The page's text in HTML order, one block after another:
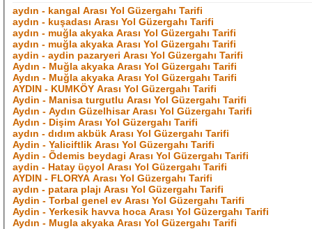
aydın - kangal Arası Yol Güzergahı Tarifi
aydın - kuşadası Arası Yol Güzergahı Tarifi
aydın - muğla akyaka Arası Yol Güzergahı Tarifi
aydın - muğla akyaka Arası Yol Güzergahı Tarifi
aydin - aydin pazaryeri Arası Yol Güzergahı Tarifi
Aydın - Muğla akyaka Arası Yol Güzergahı Tarifi
Aydın - Muğla akyaka Arası Yol Güzergahı Tarifi
AYDIN - KUMKÖY Arası Yol Güzergahı Tarifi
Aydin - Manisa turgutlu Arası Yol Güzergahı Tarifi
Aydın - Aydın Güzelhisar Arası Yol Güzergahı Tarifi
Aydın - Dişim Arası Yol Güzergahı Tarifi
aydın - dıdım akbük Arası Yol Güzergahı Tarifi
Aydin - Yaliciftlik Arası Yol Güzergahı Tarifi
Aydin - Õdemis beydagi Arası Yol Güzergahı Tarifi
aydin - Hatay üçyol Arası Yol Güzergahı Tarifi
AYDIN - FLORYA Arası Yol Güzergahı Tarifi
aydın - patara plajı Arası Yol Güzergahı Tarifi
Aydin - Torbal genel ev Arası Yol Güzergahı Tarifi
Aydin - Yerkesik havva hoca Arası Yol Güzergahı Tarifi
Aydın - Mugla akyaka Arası Yol Güzergahı Tarifi